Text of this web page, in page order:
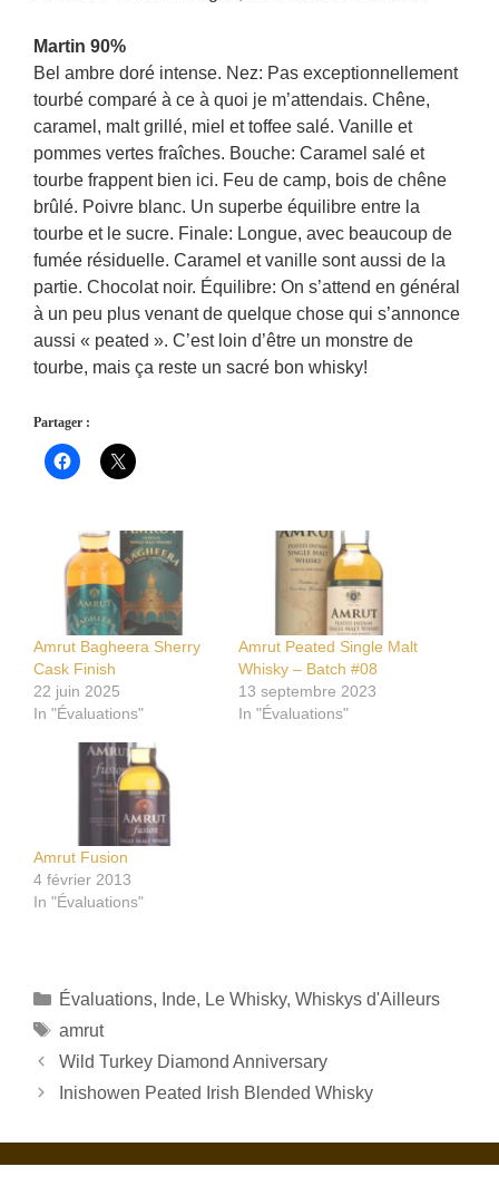
Martin 90%
Bel ambre doré intense. Nez: Pas exceptionnellement
tourbé comparé à ce à quoi je m’attendais. Chêne,
caramel, malt grillé, miel et toffee salé. Vanille et
pommes vertes fraîches. Bouche: Caramel salé et
tourbe frappent bien ici. Feu de camp, bois de chêne
brûlé. Poivre blanc. Un superbe équilibre entre la
tourbe et le sucre. Finale: Longue, avec beaucoup de
fumée résiduelle. Caramel et vanille sont aussi de la
partie. Chocolat noir. Équilibre: On s’attend en général
à un peu plus venant de quelque chose qui s’annonce
aussi « peated ». C’est loin d’être un monstre de
tourbe, mais ça reste un sacré bon whisky!
Partager :
Amrut Bagheera Sherry
Cask Finish
22 juin 2025
In "Évaluations"
Amrut Peated Single Malt
Whisky – Batch #08
13 septembre 2023
In "Évaluations"
Amrut Fusion
4 février 2013
In "Évaluations"
Catégories
Évaluations, Inde, Le Whisky, Whiskys d'Ailleurs
Étiquettes
amrut
Wild Turkey Diamond Anniversary
Inishowen Peated Irish Blended Whisky